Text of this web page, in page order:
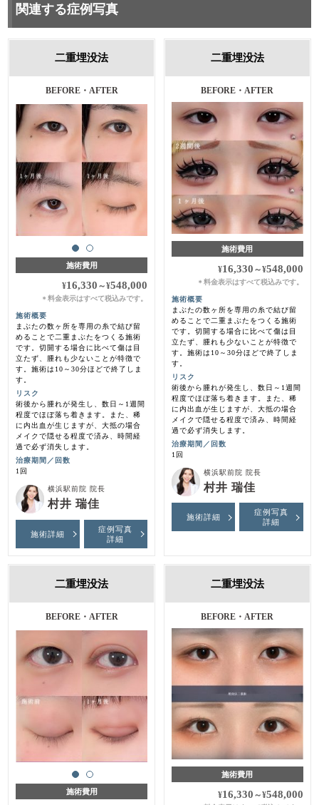
関連する症例写真
二重埋没法
施術前・1ヵ月後
施術費用
¥16,330 ～¥548,000
＊料金表示はすべて税込みです。
施術概要
まぶたの数ヶ所を専用の糸で結び留
めることで二重まぶたをつくる施術
です。切開する場合に比べて傷は目
立たず、腫れも少ないことが特徴で
す。施術は10～30分ほどで終了しま
す。
リスク
術後から腫れが発生し、数日～1週間
程度でほぼ落ち着きます。また、稀
に内出血が生じますが、大抵の場合
メイクで隠せる程度で済み、時間経
過で必ず消失します。
治療期間／回数
1回
横浜駅前院 院長
村井 瑞佳
施術詳細
症例写真
詳細
二重埋没法
BEFORE・AFTER
施術費用
¥16,330 ～¥548,000
＊ 料金表示はすべて税込みです。
施術概要
まぶたの数ヶ所を専用の糸で結び留
めることで二重まぶたをつくる施術
です。切開する場合に比べて傷は目
立たず、腫れも少ないことが特徴で
す。施術は10～30分ほどで終了しま
す。
リスク
術後から腫れが発生し、数日～1週間
程度でほぼ落ち着きます。また、稀
に内出血が生じますが、大抵の場合
メイクで隠せる程度で済み、時間経
過で必ず消失します。
治療期間／回数
1回
横浜駅前院 院長
村井 瑞佳
施術詳細
症例写真
詳細
二重埋没法
施術前・施術後・１ヶ月後
施術費用
二重埋没法
BEFORE・AFTER
施術費用
¥16,330 ～¥548,000